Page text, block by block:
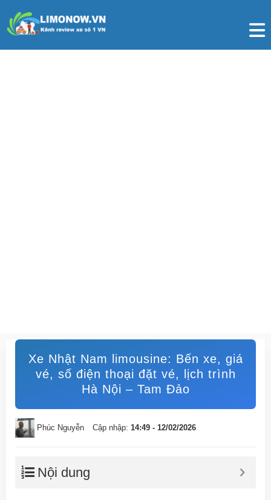
Xe Nhật Nam limousine: Bến xe, giá
vé, số điện thoại đặt vé, lịch trình
Hà Nội – Tam Đảo
Phúc Nguyễn Cập nhập: 14:49 - 12/02/2026
Nội dung